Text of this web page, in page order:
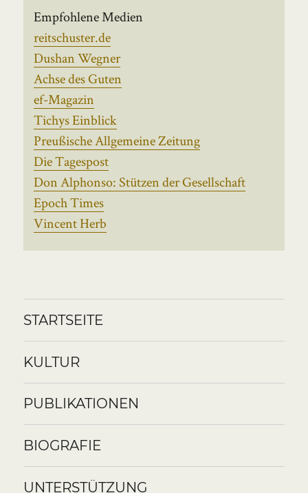
Empfohlene Medien
reitschuster.de
Dushan Wegner
Achse des Guten
ef-Magazin
Tichys Einblick
Preußische Allgemeine Zeitung
Die Tagespost
Don Alphonso: Stützen der Gesellschaft
Epoch Times
Vincent Herb
STARTSEITE
KULTUR
PUBLIKATIONEN
BIOGRAFIE
UNTERSTÜTZUNG